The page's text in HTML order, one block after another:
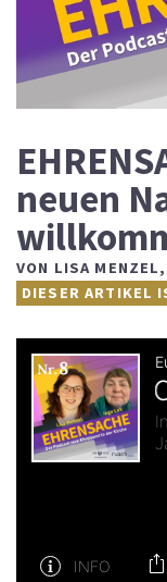
neuen
VON LISA MENZEL,
DIESER ARTIKEL